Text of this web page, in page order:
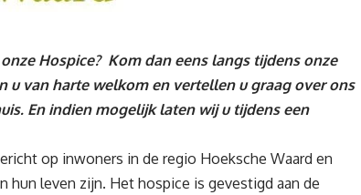
Hospice? Kom dan eens langs tijdens onze
van harte welkom en vertellen u graag over ons
En indien mogelijk laten wij u tijdens een
op inwoners in de regio Hoeksche Waard en
hun leven zijn. Het hospice is gevestigd aan de